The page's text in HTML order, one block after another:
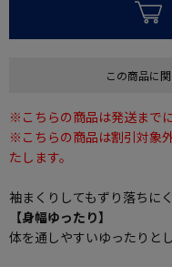
この商品に
※こちらの商品は発送まで
※こちらの商品は割引対象
たします。
袖まくりしてもずり落ちに
【身幅ゆったり】
体を通しやすいゆったりと